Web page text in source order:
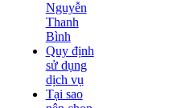
Nguyễn
Thanh
Bình
Quy định
sử dụng
dịch vụ
Tại sao